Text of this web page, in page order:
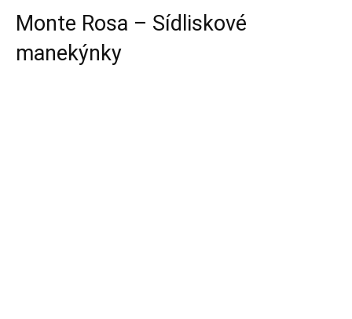
Monte Rosa – Sídliskové
manekýnky